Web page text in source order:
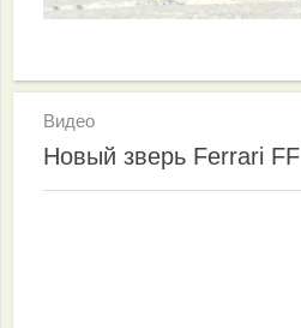
Видео
Новый зверь Ferrari FF